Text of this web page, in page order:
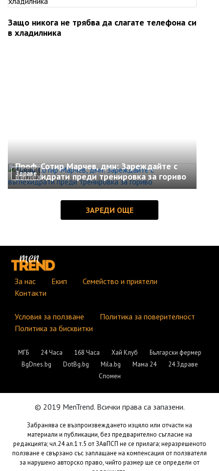
Защо никога не трябва да слагате телефона си
в хладилника
Здраве
Проф. Сотир Марчев, дмн: Зареждайте с
въглехидрати преди тренировка за гориво
За нас Екип
Семейство и приятели
Контакти
Условия за ползване
Политика за поверителност
Политика за бисквитки
МГБ 24 Часа 168 Часа Хай Клуб
Български фермер
BgDnes.bg
DotBg.bg Mila.bg Мама 24
24 Здраве
Спомен
© 2019 MenTrend. Всички права са запазени.
Забранява се възпроизвеждането изцяло или отчасти на
материали и публикации, без предварително съгласие на
редакцията; чл.24 ал.1 т.5 от ЗАвПСП не се прилага; неразрешеното
ползване е свързано със заплащане на компенсация от ползвателя
за нарушено авторско право, чийто размер ще се определи от